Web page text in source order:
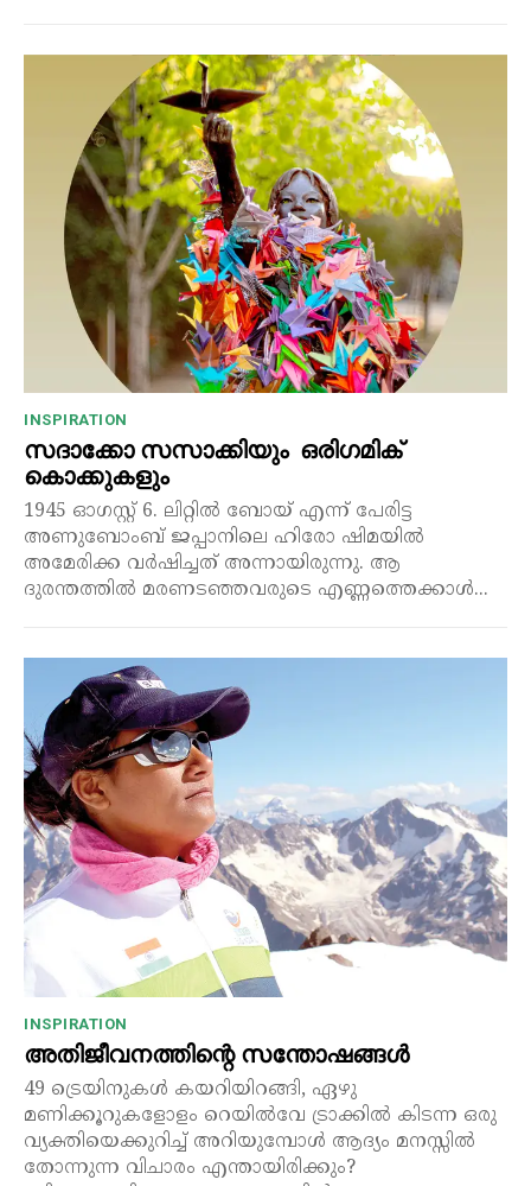
INSPIRATION
സദാക്കോ സസാക്കിയും ഒരിഗമിക്
കൊക്കുകളും
1945 ഓഗസ്റ്റ് 6. ലിറ്റിൽ ബോയ് എന്ന് പേരിട്ട
അണുബോംബ് ജപ്പാനിലെ ഹിരോ ഷിമയിൽ
അമേരിക്ക വർഷിച്ചത് അന്നായിരുന്നു. ആ
ദുരന്തത്തിൽ മരണടഞ്ഞവരുടെ എണ്ണത്തെക്കാൾ...
INSPIRATION
അതിജീവനത്തിന്റെ സന്തോഷങ്ങൾ
49 ട്രെയിനുകൾ കയറിയിറങ്ങി, ഏഴു
മണിക്കൂറുകളോളം റെയിൽവേ ട്രാക്കിൽ കിടന്ന ഒരു
വ്യക്തിയെക്കുറിച്ച് അറിയുമ്പോൾ ആദ്യം മനസ്സിൽ
തോന്നുന്ന വിചാരം എന്തായിരിക്കും?